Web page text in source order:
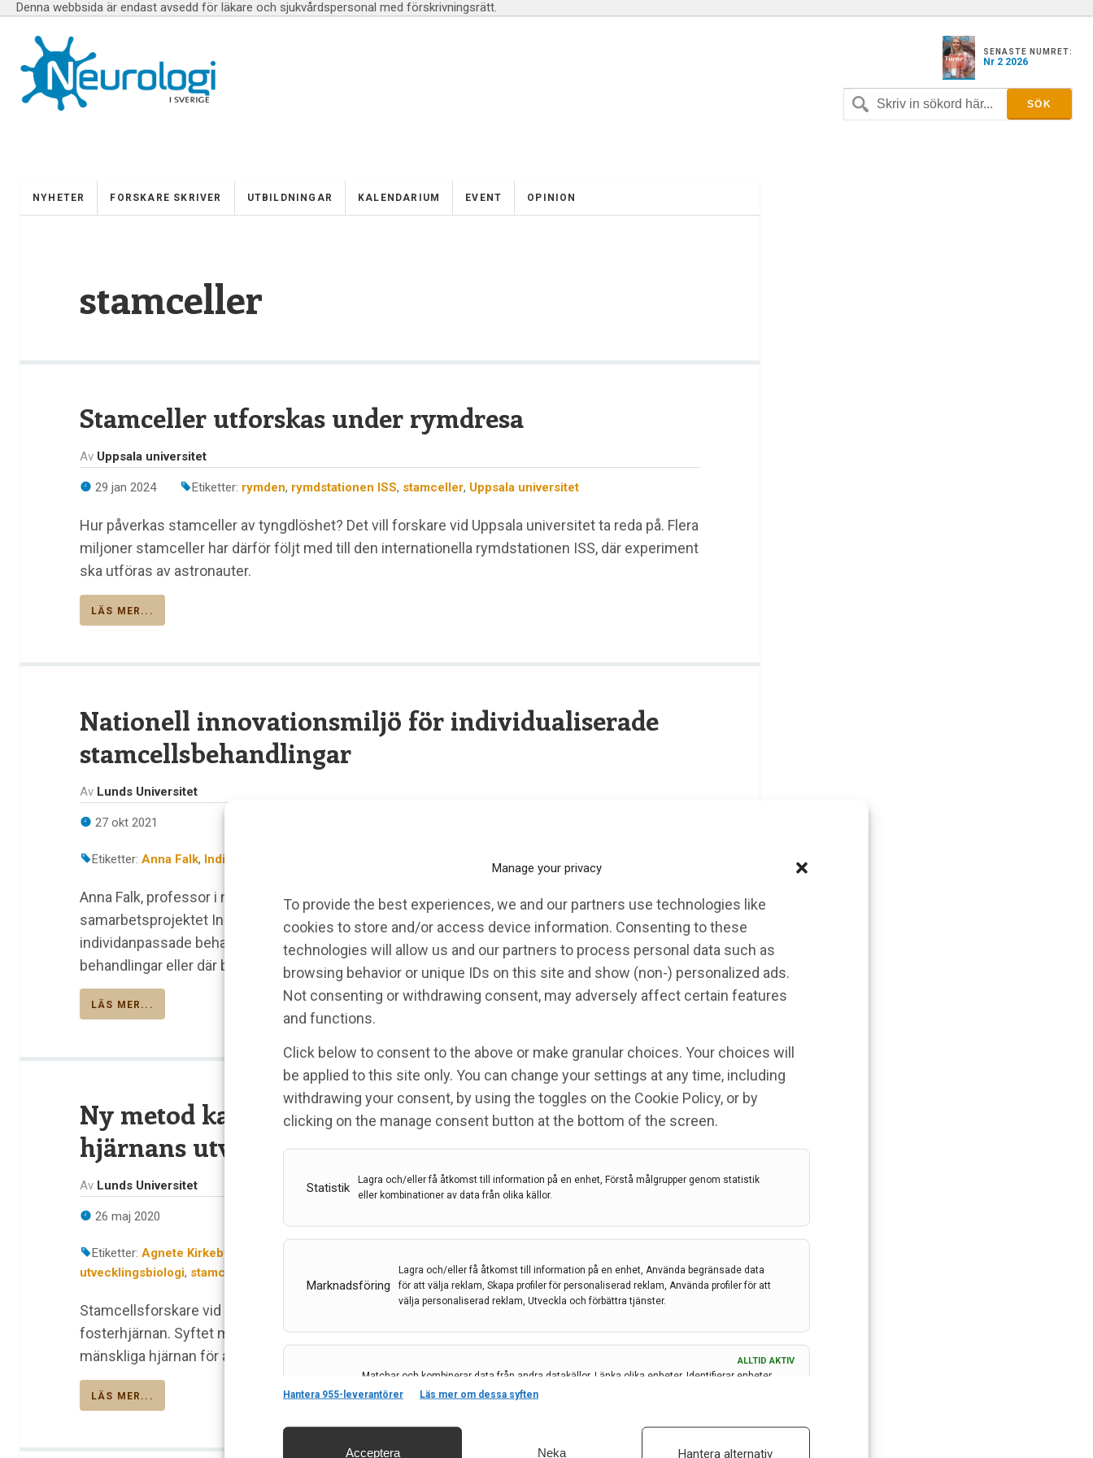
Manage your privacy
To provide the best experiences, we and our partners use technologies like
cookies to store and/or access device information. Consenting to these
technologies will allow us and our partners to process personal data such as
browsing behavior or unique IDs on this site and show (non-) personalized ads.
Not consenting or withdrawing consent, may adversely affect certain features
and functions.
Click below to consent to the above or make granular choices. Your choices will
be applied to this site only. You can change your settings at any time, including
withdrawing your consent, by using the toggles on the Cookie Policy, or by
clicking on the manage consent button at the bottom of the screen.
Statistik
Lagra och/eller få åtkomst till information på en enhet, Förstå målgrupper genom statistik
eller kombinationer av data från olika källor.
Marknadsföring
Lagra och/eller få åtkomst till information på en enhet, Använda begränsade data
för att välja reklam, Skapa profiler för personaliserad reklam, Använda profiler för att
välja personaliserad reklam, Utveckla och förbättra tjänster.
ALLTID AKTIV
Matchar och kombinerar data från andra datakällor, Länka olika enheter, Identifierar enheter
baserat på information som överförs automatiskt.
ALLTID AKTIV
Hantera 955-leverantörer Läs mer om dessa syften
Acceptera Neka Hantera alternativ
Denna webbsida är endast avsedd för läkare och sjukvårdspersonal med förskrivningsrätt.
SENASTE NUMRET:
Nr 2 2026
NYHETER FORSKARE SKRIVER UTBILDNINGAR KALENDARIUM EVENT OPINION
stamceller
Stamceller utforskas under rymdresa
Av Uppsala universitet
29 jan 2024 Etiketter: rymden, rymdstationen ISS, stamceller, Uppsala universitet
Hur påverkas stamceller av tyngdlöshet? Det vill forskare vid Uppsala universitet ta reda på. Flera
miljoner stamceller har därför följt med till den internationella rymdstationen ISS, där experiment
ska utföras av astronauter.
LÄS MER...
Nationell innovationsmiljö för individualiserade
stamcellsbehandlingar
Av Lunds Universitet
27 okt 2021
Etiketter: Anna Falk, IndiCell
Anna Falk, professor i neurovetenskap vid Lunds universitet ska koordinera det nya nationella
samarbetsprojektet Indicell. Målet är att utveckla nya stamcellsterapier för implementering av
individanpassade behandlingar i vården. Det handlar om patientgrupper där det idag sällan finns
behandlingar eller där behandlingarna syftar till att mildra symptom.
LÄS MER...
Ny metod kan ge unik insikt i den mänskliga
hjärnans utveckling
Av Lunds Universitet
26 maj 2020
Etiketter: Agnete Kirkeby
utvecklingsbiologi, stamceller
Stamcellsforskare vid Lunds universitet har utvecklat en ny forskningsmodell av den tidiga
fosterhjärnan. Syftet med modellen är att kunna studera de allra tidigaste stadierna av den
mänskliga hjärnan för att förstå hur olika regioner i hjärnan bildas.
LÄS MER...